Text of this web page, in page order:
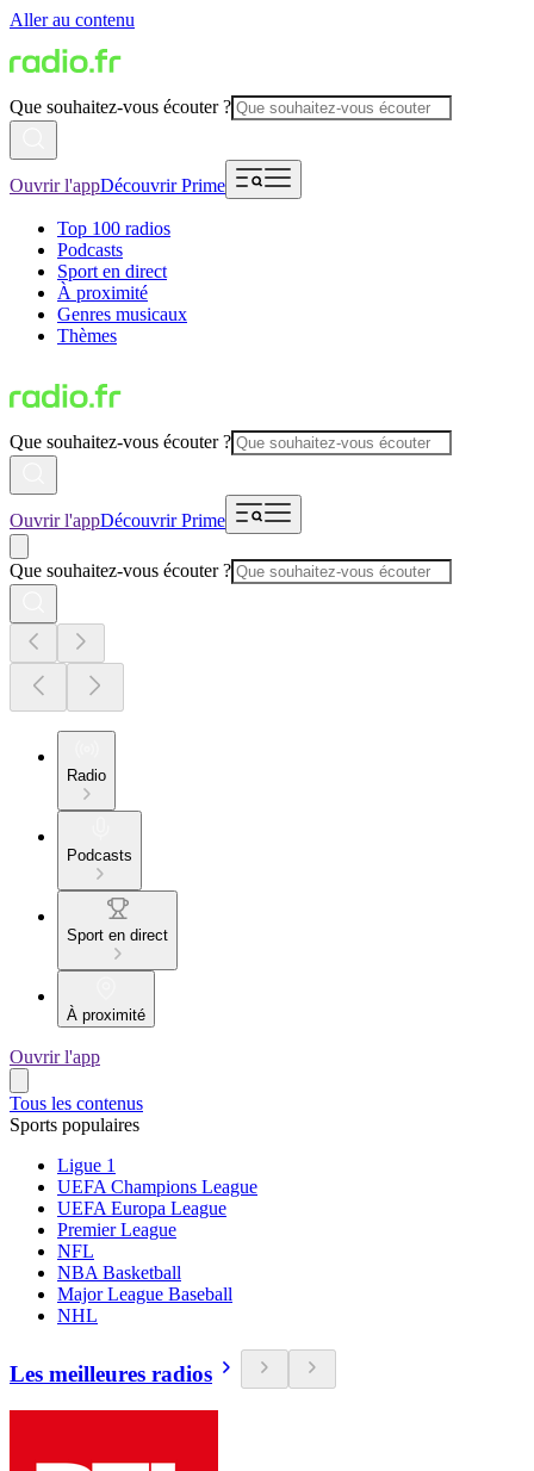
Aller au contenu
Que souhaitez-vous écouter ?
Ouvrir l'appDécouvrir Prime
Top 100 radios
Podcasts
Sport en direct
À proximité
Genres musicaux
Thèmes
Que souhaitez-vous écouter ?
Ouvrir l'appDécouvrir Prime
Que souhaitez-vous écouter ?
Radio
Podcasts
Sport en direct
À proximité
Ouvrir l'app
Tous les contenus
Sports populaires
Ligue 1
UEFA Champions League
UEFA Europa League
Premier League
NFL
NBA Basketball
Major League Baseball
NHL
Les meilleures radios